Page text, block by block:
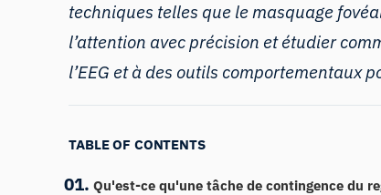
techniques telles que le masquage
l’attention avec précision et étudier
l’EEG et à des outils comportementaux
TABLE OF CONTENTS
Qu'est-ce qu'une tâche de contingence du